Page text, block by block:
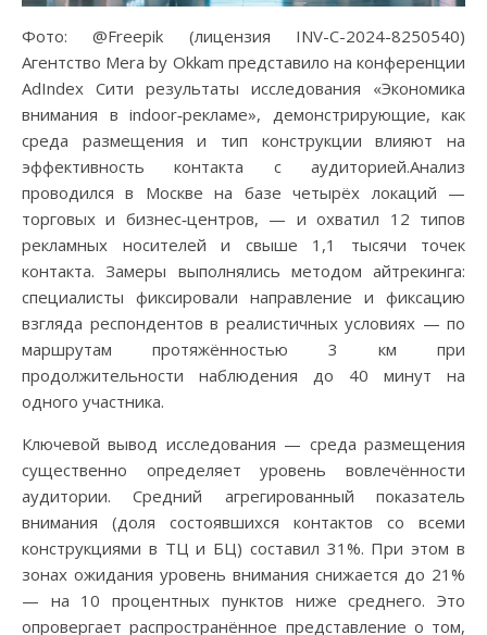
Фото: @Freepik (лицензия INV-C-2024-8250540)
Агентство Mera by Okkam представило на конференции
AdIndex Сити результаты исследования «Экономика
внимания в indoor‑рекламе», демонстрирующие, как
среда размещения и тип конструкции влияют на
эффективность контакта с аудиторией.Анализ
проводился в Москве на базе четырёх локаций —
торговых и бизнес‑центров, — и охватил 12 типов
рекламных носителей и свыше 1,1 тысячи точек
контакта. Замеры выполнялись методом айтрекинга:
специалисты фиксировали направление и фиксацию
взгляда респондентов в реалистичных условиях — по
маршрутам протяжённостью 3 км при
продолжительности наблюдения до 40 минут на
одного участника.
Ключевой вывод исследования — среда размещения
существенно определяет уровень вовлечённости
аудитории. Средний агрегированный показатель
внимания (доля состоявшихся контактов со всеми
конструкциями в ТЦ и БЦ) составил 31%. При этом в
зонах ожидания уровень внимания снижается до 21%
— на 10 процентных пунктов ниже среднего. Это
опровергает распространённое представление о том,